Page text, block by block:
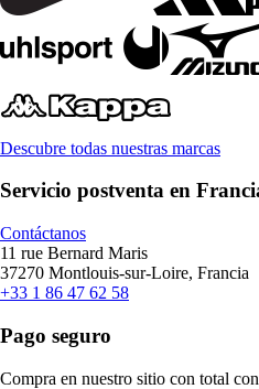
Descubre todas nuestras marcas
Servicio postventa en
Contáctanos
11 rue Bernard Maris
37270 Montlouis-sur-Loire, Francia
+33 1 86 47 62 58
Pago seguro
Compra en nuestro sitio con total